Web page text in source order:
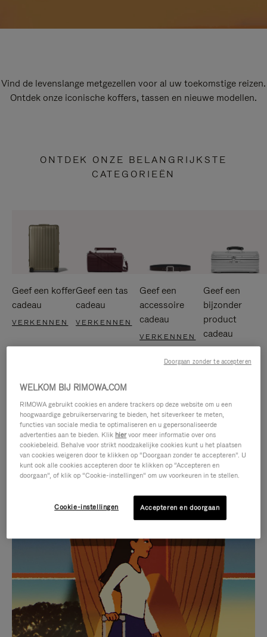
Vind de levenslange metgezellen voor al uw toekomstige reizen.
Ontdek onze iconische koffers, tassen en nieuwe modellen.
ONTDEK ONZE BELANGRIJKSTE
CATEGORIEËN
Geef een koffer
cadeau
VERKENNEN
Geef een tas
cadeau
VERKENNEN
Geef een
accessoire
cadeau
VERKENNEN
Geef een
bijzonder
product
cadeau
IS
NIET
GEPAUZEERD,
DRUK
OP
GELUID
VAN
DE
VIDEO
IS
SELECTIE VAN GESCHENKEN
Ontdek de perfecte metgezel
voor elke reis
WELKOM BIJ RIMOWA.COM
RIMOWA gebruikt cookies en andere trackers op deze website om u een
hoogwaardige gebruikerservaring te bieden, het siteverkeer te meten,
functies van sociale media te optimaliseren en u gepersonaliseerde
advertenties aan te bieden. Klik hiervoor meer informatie over ons
cookiebeleid. Behalve voor strikt noodzakelijke cookies kunt u het plaatsen
van cookies weigeren door te klikken op “Doorgaan zonder te accepteren”. U
kunt ook alle cookies accepteren door te klikken op “Accepteren en
doorgaan”, of klik op “Cookie-instellingen” om uw voorkeuren in te stellen.
Cookie-instellingen Accepteren en doorgaan
Doorgaan zonder te accepteren